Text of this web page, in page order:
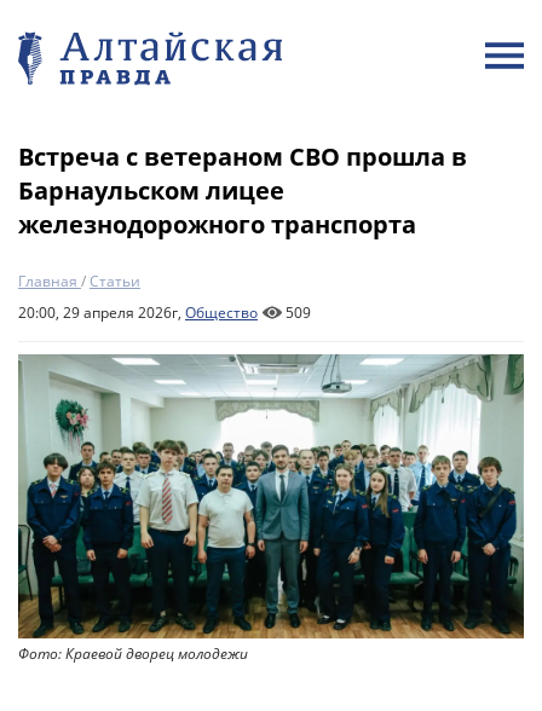
Встреча с ветераном СВО прошла в
Барнаульском лицее
железнодорожного транспорта
Главная /Статьи
20:00, 29 апреля 2026г, Общество 509
Фото: Краевой дворец молодежи